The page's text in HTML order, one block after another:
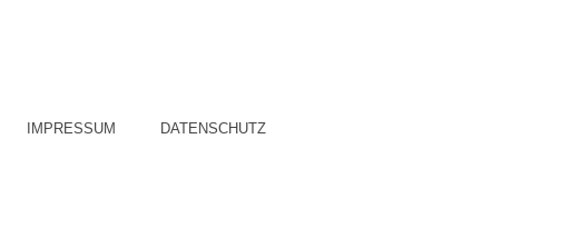
IMPRESSUM DATENSCHUTZ